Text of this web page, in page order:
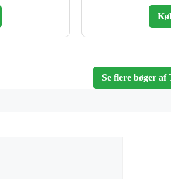
Se flere bøger af